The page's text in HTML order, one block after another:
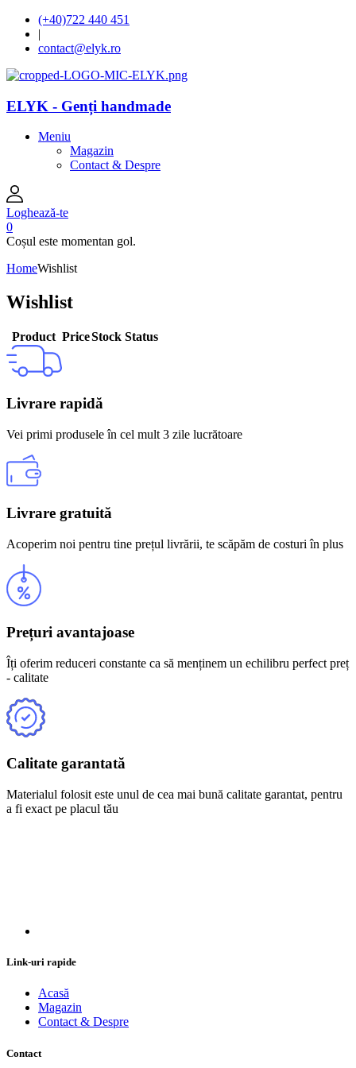
(+40)722 440 451
|
contact@elyk.ro
ELYK - Genți handmade
Meniu
Magazin
Contact & Despre
Loghează-te
0
Coșul este momentan gol.
HomeWishlist
Wishlist
Product PriceStock Status
Livrare rapidă
Vei primi produsele în cel mult 3 zile lucrătoare
Livrare gratuită
Acoperim noi pentru tine prețul livrării, te scăpăm de costuri în plus
Prețuri avantajoase
Îți oferim reduceri constante ca să menținem un echilibru perfect preț
- calitate
Calitate garantată
Materialul folosit este unul de cea mai bună calitate garantat, pentru
a fi exact pe placul tău
Link-uri rapide
Acasă
Magazin
Contact & Despre
Contact